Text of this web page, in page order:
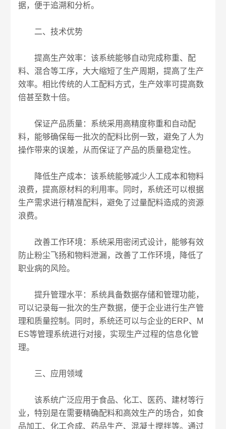
据，便于追溯和分析。
二、技术优势
提高生产效率：该系统能够自动完成称重、配
料、混合等工序，大大缩短了生产周期，提高了生产
效率。相比传统的人工配料方式，生产效率可提高数
倍甚至数十倍。
保证产品质量：系统采用高精度称重和自动配
料，能够确保每一批次的配料比例一致，避免了人为
操作带来的误差，从而保证了产品的质量稳定性。
降低生产成本：该系统能够减少人工成本和物料
浪费，提高原材料的利用率。同时，系统还可以根据
生产需求进行精准配料，避免了过量配料造成的资源
浪费。
改善工作环境：系统采用密闭式设计，能够有效
防止粉尘飞扬和物料泄漏，改善了工作环境，降低了
职业病的风险。
提升管理水平：系统具备数据存储和管理功能，
可以记录每一批次的生产数据，便于企业进行生产管
理和质量控制。同时，系统还可以与企业的ERP、M
ES等管理系统进行对接，实现生产过程的信息化管
理。
三、应用领域
该系统广泛应用于食品、化工、医药、建材等行
业，特别是在需要精确配料和高效生产的场合，如食
品加工、化工合成、药品生产、混凝土搅拌等。通过